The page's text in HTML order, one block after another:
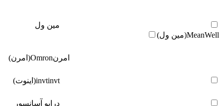
مین ول
MeanWell(مین ول)
امرنOmron(امرن)
invtinvt(اینوت)
درایو آسانسور